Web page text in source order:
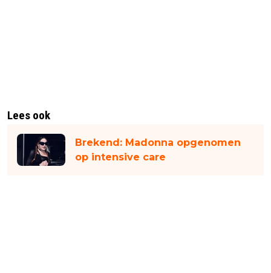
Lees ook
Brekend: Madonna opgenomen
op intensive care